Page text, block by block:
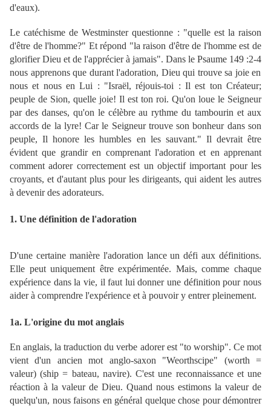
d'eaux).
Le catéchisme de Westminster questionne : "quelle est la raison
d'être de l'homme?" Et répond "la raison d'être de l'homme est de
glorifier Dieu et de l'apprécier à jamais". Dans le Psaume 149 :2-4
nous apprenons que durant l'adoration, Dieu qui trouve sa joie en
nous et nous en Lui : "Israël, réjouis-toi : Il est ton Créateur;
peuple de Sion, quelle joie! Il est ton roi. Qu'on loue le Seigneur
par des danses, qu'on le célèbre au rythme du tambourin et aux
accords de la lyre! Car le Seigneur trouve son bonheur dans son
peuple, Il honore les humbles en les sauvant." Il devrait être
évident que grandir en comprenant l'adoration et en apprenant
comment adorer correctement est un objectif important pour les
croyants, et d'autant plus pour les dirigeants, qui aident les autres
à devenir des adorateurs.
1. Une définition de l'adoration
D'une certaine manière l'adoration lance un défi aux définitions.
Elle peut uniquement être expérimentée. Mais, comme chaque
expérience dans la vie, il faut lui donner une définition pour nous
aider à comprendre l'expérience et à pouvoir y entrer pleinement.
1a. L'origine du mot anglais
En anglais, la traduction du verbe adorer est "to worship". Ce mot
vient d'un ancien mot anglo-saxon "Weorthscipe" (worth =
valeur) (ship = bateau, navire). C'est une reconnaissance et une
réaction à la valeur de Dieu. Quand nous estimons la valeur de
quelqu'un, nous faisons en général quelque chose pour démontrer